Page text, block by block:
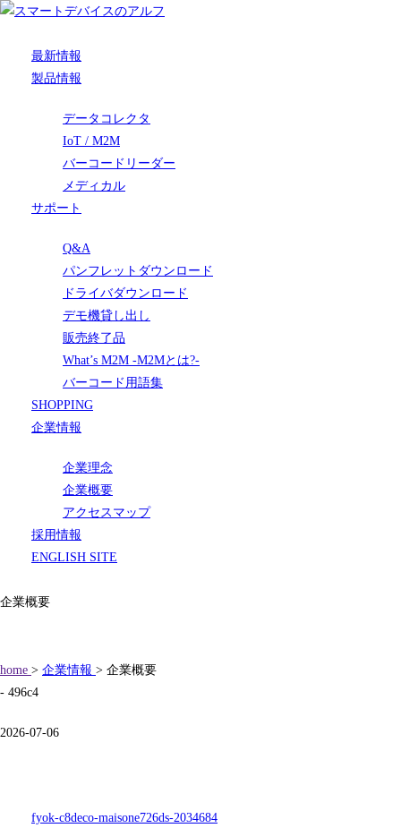
最新情報
製品情報
データコレクタ
IoT / M2M
バーコードリーダー
メディカル
サポート
Q&A
パンフレットダウンロード
ドライバダウンロード
デモ機貸し出し
販売終了品
What’s M2M -M2Mとは?-
バーコード用語集
SHOPPING
企業情報
企業理念
企業概要
アクセスマップ
採用情報
ENGLISH SITE
企業概要
home > 企業情報 > 企業概要
- 496c4
2026-07-06
fyok-c8deco-maisone726ds-2034684